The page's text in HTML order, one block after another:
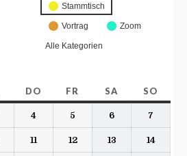
Stammtisch
Vortrag Zoom
Alle Kategorien
DO FR SA SO
4 5 6 7
11 12 13 14